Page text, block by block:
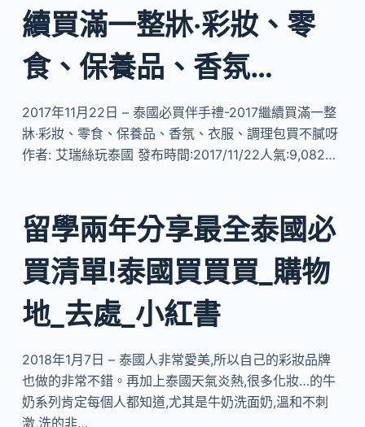
續買滿一整牀‧彩妝、零
食、保養品、香氛…
2017年11月22日 – 泰國必買伴手禮-2017繼續買滿一整
牀‧彩妝、零食、保養品、香氛、衣服、調理包買不膩呀
作者: 艾瑞絲玩泰國 發布時間:2017/11/22人氣:9,082…
留學兩年分享最全泰國必
買清單!泰國買買買_購物
地_去處_小紅書
2018年1月7日 – 泰國人非常愛美,所以自己的彩妝品牌
也做的非常不錯。再加上泰國天氣炎熱,很多化妝…的牛
奶系列肯定每個人都知道,尤其是牛奶洗面奶,溫和不刺
激,洗的非…